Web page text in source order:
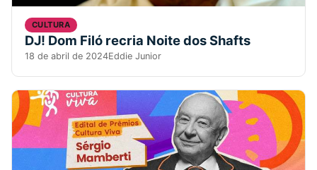
CULTURA
DJ! Dom Filó recria Noite dos Shafts
18 de abril de 2024Eddie Junior